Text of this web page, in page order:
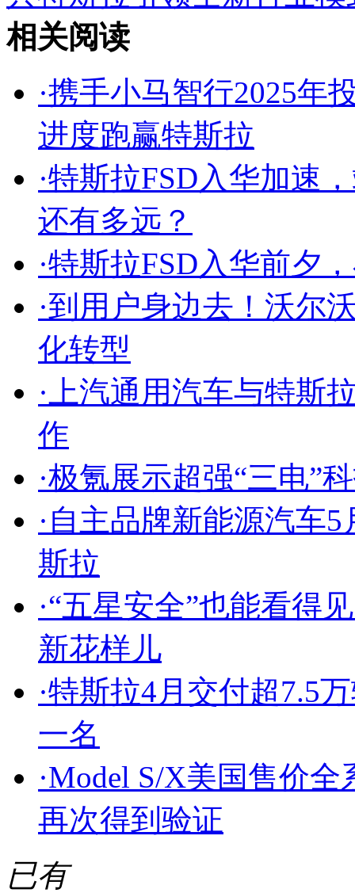
相关阅读
·携手小马智行2025年
进度跑赢特斯拉
·特斯拉FSD入华加速
还有多远？
·特斯拉FSD入华前夕
·到用户身边去！沃尔
化转型
· 上汽通用汽车与特斯
作
·极氪展示超强“三电”
· 自主品牌新能源汽车
斯拉
·“五星安全”也能看得
新花样儿
·特斯拉4月交付超7.5
一名
·Model S/X美国售价全
再次得到验证
已有